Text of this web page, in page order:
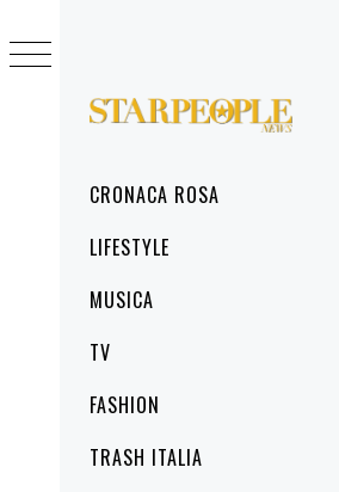
MenuCRONACA ROSA
LIFESTYLE
MUSICA
TV
FASHION
TRASH ITALIA
to
content